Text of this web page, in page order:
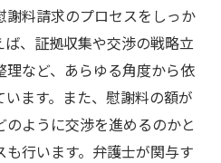
料請求のプロセスをしっか
、証拠収集や交渉の戦略立
など、あらゆる角度から依
ます。また、慰謝料の額が
ように交渉を進めるのかと
行います。弁護士が関与す